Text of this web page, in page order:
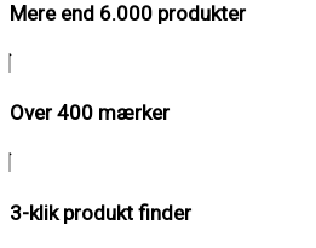
Mere end 6.000 produkter
Over 400 mærker
3-klik produkt finder